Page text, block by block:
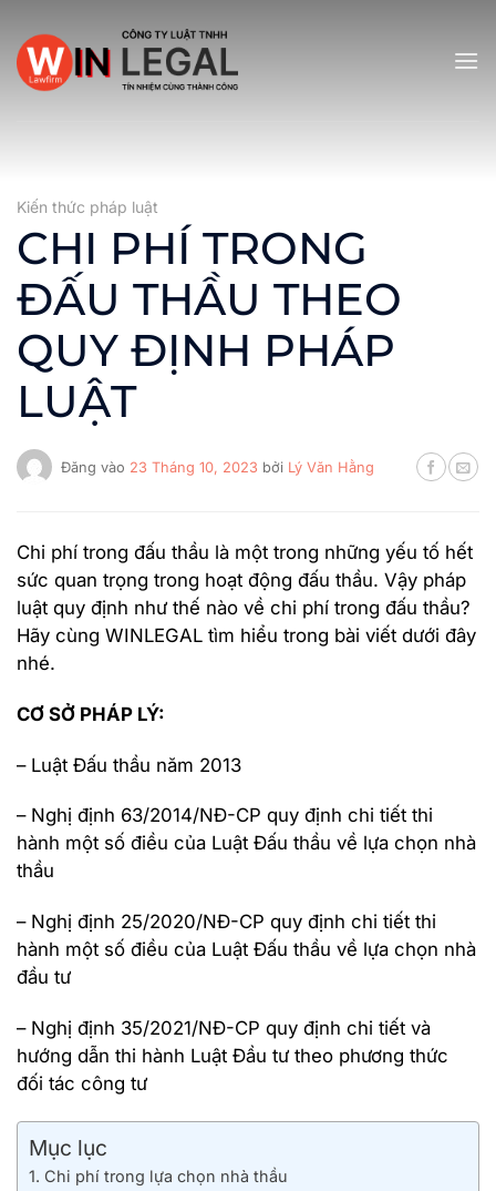
qua
nội
dung
Kiến thức pháp luật
CHI PHÍ TRONG
ĐẤU THẦU THEO
QUY ĐỊNH PHÁP
LUẬT
Đăng vào 23 Tháng 10, 2023 bởi Lý Văn Hằng
Chi phí trong đấu thầu là một trong những yếu tố hết
sức quan trọng trong hoạt động đấu thầu. Vậy pháp
luật quy định như thế nào về chi phí trong đấu thầu?
Hãy cùng WINLEGAL tìm hiểu trong bài viết dưới đây
nhé.
CƠ SỞ PHÁP LÝ:
– Luật Đấu thầu năm 2013
– Nghị định 63/2014/NĐ-CP quy định chi tiết thi
hành một số điều của Luật Đấu thầu về lựa chọn nhà
thầu
– Nghị định 25/2020/NĐ-CP quy định chi tiết thi
hành một số điều của Luật Đấu thầu về lựa chọn nhà
đầu tư
– Nghị định 35/2021/NĐ-CP quy định chi tiết và
hướng dẫn thi hành Luật Đầu tư theo phương thức
đối tác công tư
Mục lục
1. Chi phí trong lựa chọn nhà thầu